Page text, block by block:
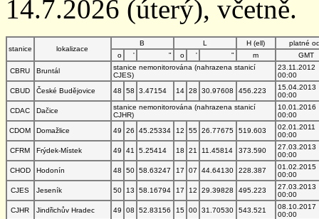
14.7.2026 (úterý), včetně.
stanice lokalizace
B L H (ell)
platné
o
' " o ' " m
GMT
CBRU
Bruntál
stanice nemonitorována (nahrazena stanicí
CJES)
23.11.2012
00:00
CBUD
České Budějovice 48 58 3.47154 14 28 30.97608 456.223
15.04.2013
00:00
CDAC
Dačice
stanice nemonitorována (nahrazena stanicí
CJHR)
10.01.2016
00:00
CDOM
Domažlice 49 26 45.25334 12 55 26.77675 519.603
02.01.2011
00:00
CFRM
Frýdek-Místek 49 41 5.25414 18 21 11.45814 373.590
27.03.2013
00:00
CHOD
Hodonín 48 50 58.63247 17 07 44.64130 228.387
01.02.2015
00:00
CJES
Jeseník 50 13 58.16794 17 12 29.39828 495.223
27.03.2013
00:00
CJHR
Jindřichův Hradec 49 08 52.83156 15 00 31.70530 543.521
08.10.2017
00:00